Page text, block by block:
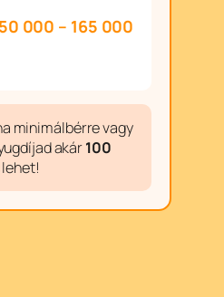
000 – 165 000
minimálbérre vagy
akár100